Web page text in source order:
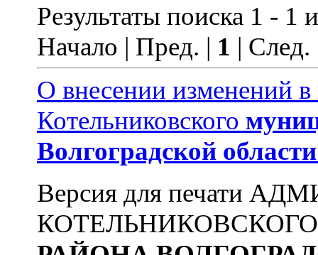
Результаты поиска 1 - 1
Начало | Пред. | 1 |
О внесении изменений
Котельниковского
Волгоградской области
Версия для печати